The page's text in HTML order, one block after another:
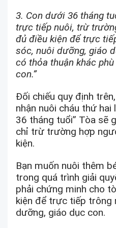
3. Con dưới 36 tháng
trực tiếp nuôi, trừ
đủ điều kiện để trực
sóc, nuôi dưỡng, giáo
có thỏa thuận khác
con.”
Đối chiếu quy định
nhận nuôi cháu thứ hai
36 tháng tuổi” Tòa sẽ
chỉ trừ trường hợp
kiện.
Bạn muốn nuôi thêm
trong quá trình giải
phải chứng minh cho
kiện để trực tiếp trông
dưỡng, giáo dục con.